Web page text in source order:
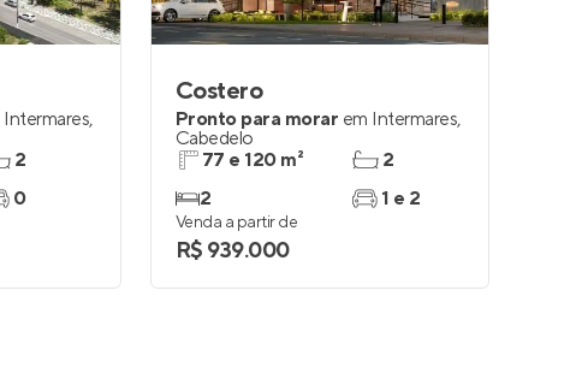
Intermares,
2
0
Costero
Pronto para morar em Intermares,
Cabedelo
77 e 120 m²
2
2
1 e 2
Venda a partir de
R$ 939.000